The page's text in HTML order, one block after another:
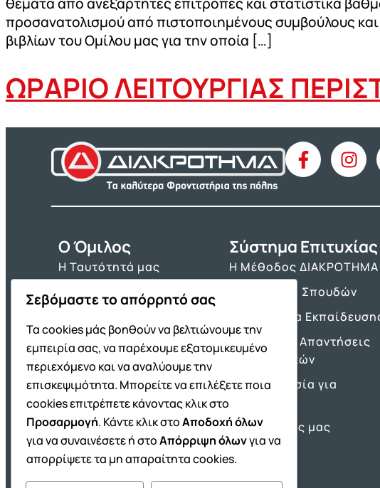
προσανατολισμού από πιστοποιημένους συμβούλους
βιβλίων του Ομίλου μας για την οποία […]
ΩΡΑΡΙΟ ΛΕΙΤΟΥΡΓΙΑΣ
O Όμιλος
Η Ταυτότητά μας
Νέα & Ανακοινώσεις
Θέσεις Εργασίας
Σύστημα Επιτυχίας
Η Μέθοδος ΔΙΑΚΡΟΤΗΜΑ
Πρόγραμμα Σπουδών
Τα Εργαλεία
Θέματα και Απαντήσεις
Πανελλαδικών
Προετοιμασία για
Οι Επιτυχίες μας
Σεβόμαστε το απόρρητό σας
Τα cookies μάς βοηθούν να βελτιώνουμε την
εμπειρία σας, να παρέχουμε εξατομικευμένο
περιεχόμενο και να αναλύουμε την
επισκεψιμότητα. Μπορείτε να επιλέξετε ποια
cookies επιτρέπετε κάνοντας κλικ στο
Προσαρμογή. Κάντε κλικ στοΑποδοχή όλων
για να συναινέσετε ή στοΑπόρριψη όλωνγια να
απορρίψετε τα μη απαραίτητα cookies.